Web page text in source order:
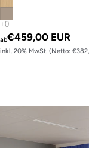
ab€459,00 EUR
inkl. 20% MwSt. (Netto: